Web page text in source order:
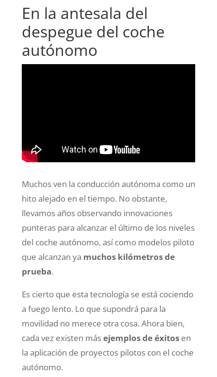
En la antesala del
despegue del coche
autónomo
Muchos ven la conducción autónoma como un
hito alejado en el tiempo. No obstante,
llevamos años observando innovaciones
punteras para alcanzar el último de los niveles
del coche autónomo, así como modelos piloto
que alcanzan ya muchos kilómetros de
prueba.
Es cierto que esta tecnología se está cociendo
a fuego lento. Lo que supondrá para la
movilidad no merece otra cosa. Ahora bien,
cada vez existen másejemplos de éxitosen
la aplicación de proyectos pilotos con el coche
autónomo.